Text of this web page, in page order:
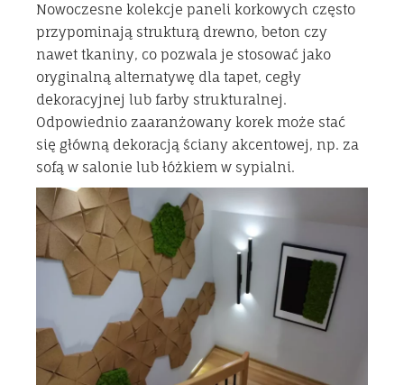
Nowoczesne kolekcje paneli korkowych często
przypominają strukturą drewno, beton czy
nawet tkaniny, co pozwala je stosować jako
oryginalną alternatywę dla tapet, cegły
dekoracyjnej lub farby strukturalnej.
Odpowiednio zaaranżowany korek może stać
się główną dekoracją ściany akcentowej, np. za
sofą w salonie lub łóżkiem w sypialni.